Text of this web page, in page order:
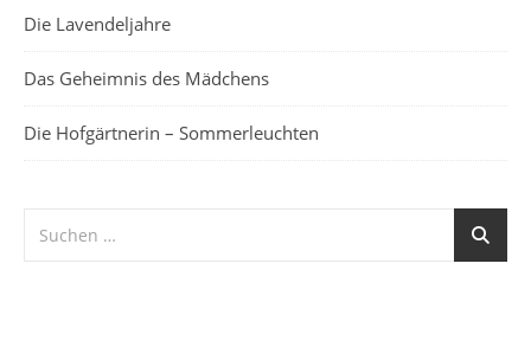
Die Lavendeljahre
Das Geheimnis des Mädchens
Die Hofgärtnerin – Sommerleuchten